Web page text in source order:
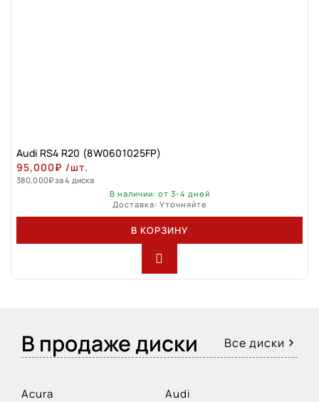
Audi RS4 R20 (8W0601025FP)
95,000₽ /шт.
380,000₽за 4 диска
В наличии: от 3-4 дней
Доставка: Уточняйте
В КОРЗИНУ
В продаже диски Все диски
Acura
Audi